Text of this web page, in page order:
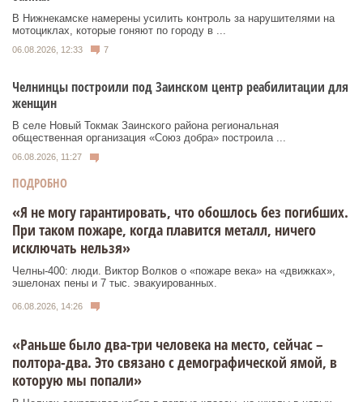
В Нижнекамске намерены усилить контроль за нарушителями на
мотоциклах, которые гоняют по городу в ...
06.08.2026, 12:33 7
Челнинцы построили под Заинском центр реабилитации для
женщин
В селе Новый Токмак Заинского района региональная
общественная организация «Союз добра» построила ...
06.08.2026, 11:27
ПОДРОБНО
«Я не могу гарантировать, что обошлось без погибших.
При таком пожаре, когда плавится металл, ничего
исключать нельзя»
Челны-400: люди. Виктор Волков о «пожаре века» на «движках»,
эшелонах пены и 7 тыс. эвакуированных.
06.08.2026, 14:26
«Раньше было два-три человека на место, сейчас –
полтора-два. Это связано с демографической ямой, в
которую мы попали»